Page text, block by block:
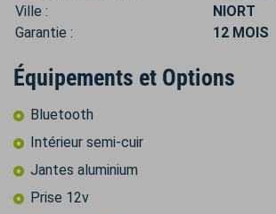
Ville :
NIORT
Garantie :
12 MOIS
Équipements et Options
Bluetooth
Intérieur semi-cuir
Jantes aluminium
Prise 12v